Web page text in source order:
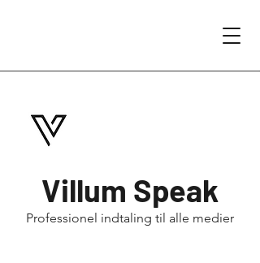
Villum Speak
Professionel indtaling til alle medier